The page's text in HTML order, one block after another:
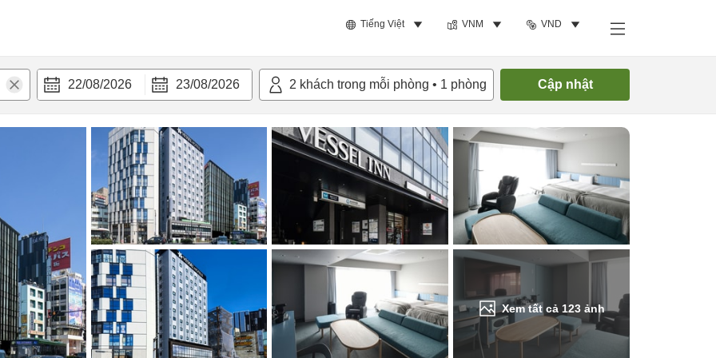
Tiếng Việt VNM VND
22/08/2026 23/08/2026 2 khách trong mỗi phòng • 1 phòng Cập nhật
Xem tất cả 123 ảnh
bật Tiện nghi Tìm phòng trống